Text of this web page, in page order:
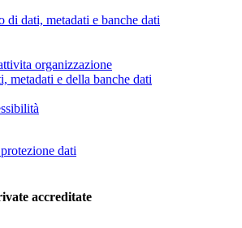
di dati, metadati e banche dati
organizzazione
metadati e della banche dati
dati
accreditate